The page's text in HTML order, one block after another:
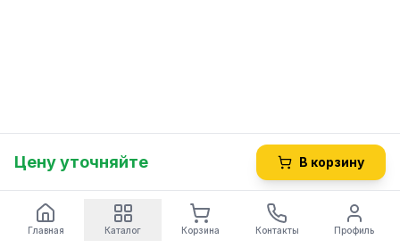
Цену уточняйте В корзину
Главная Каталог Корзина Контакты Профиль